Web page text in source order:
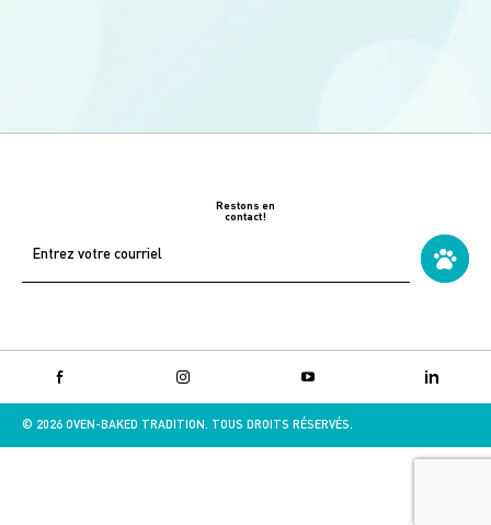
Restons en
contact!
courriel *
© 2026 OVEN-BAKED TRADITION. TOUS DROITS RÉSERVÉS.